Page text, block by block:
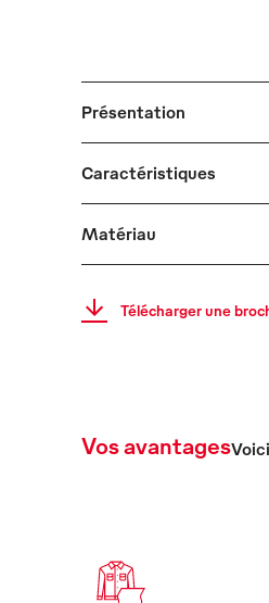
Présentation
Caractéristiques
Matériau
Télécharger une
Vos avantages